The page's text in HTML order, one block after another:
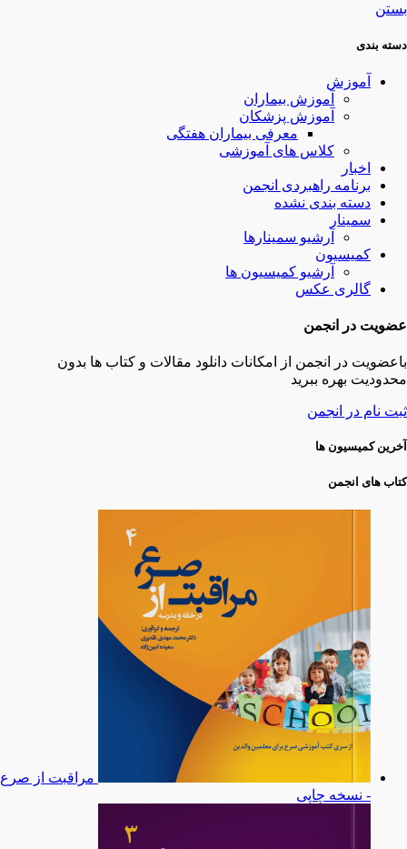
بستن
دسته بندی
آموزش
آموزش بیماران
آموزش پزشکان
معرفی بیماران هفتگی
کلاس های آموزشی
اخبار
برنامه راهبردی انجمن
دسته بندی نشده
سمینار
آرشیو سمینارها
کمیسیون
آرشیو کمیسیون ها
گالری عکس
عضویت در انجمن
باعضویت در انجمن از امکانات دانلود مقالات و کتاب ها بدون
محدودیت بهره ببرید
ثبت نام در انجمن
آخرین کمیسیون ها
کتاب های انجمن
مراقبت از صرع
- نسخه چاپی